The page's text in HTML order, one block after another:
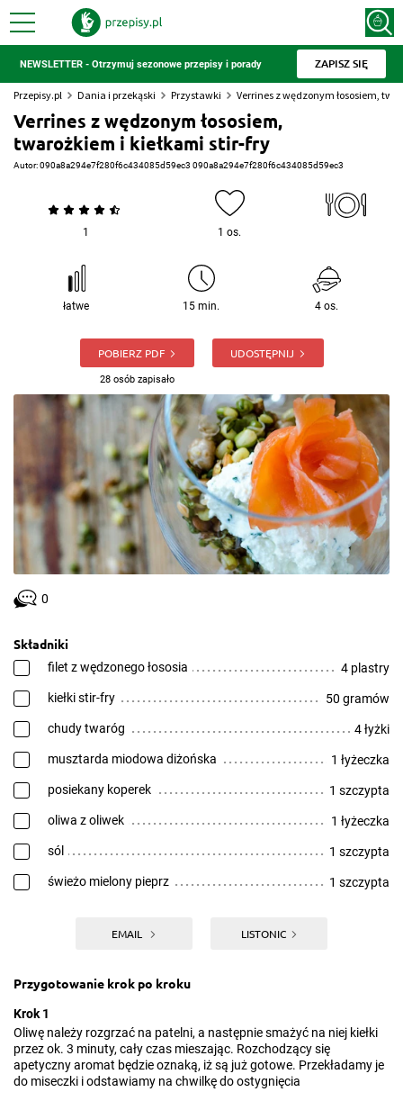
NEWSLETTER - Otrzymuj sezonowe przepisy i porady ZAPISZ SIĘ
Przepisy.pl Dania i przekąski Przystawki Verrines z wędzonym łososiem,
Verrines z wędzonym łososiem,
twarożkiem i kiełkami stir-fry
Autor:090a8a294e7f280f6c434085d59ec3 090a8a294e7f280f6c434085d59ec3
1 1 os.
łatwe 15 min. 4 os.
POBIERZ PDF
28 osób zapisało
UDOSTĘPNIJ
0
Składniki
filet z wędzonego łososia 4 plastry
kiełki stir-fry 50 gramów
chudy twaróg 4 łyżki
musztarda miodowa diżońska 1 łyżeczka
posiekany koperek 1 szczypta
oliwa z oliwek 1 łyżeczka
sól 1 szczypta
świeżo mielony pieprz 1 szczypta
EMAIL LISTONIC
Przygotowanie krok po kroku
Krok 1
Oliwę należy rozgrzać na patelni, a następnie smażyć na niej kiełki
przez ok. 3 minuty, cały czas mieszając. Rozchodzący się
apetyczny aromat będzie oznaką, iż są już gotowe. Przekładamy je
do miseczki i odstawiamy na chwilkę do ostygnięcia